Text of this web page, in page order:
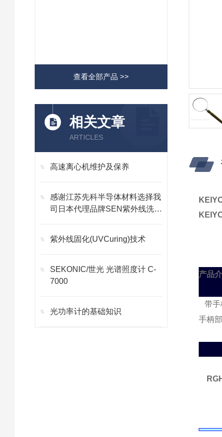
查看全部产品 >>
相关文章
ARTICLES
高速离心机维护及保养
感谢江苏先科半导体材料选择我
司日本代理品牌SEN紫外线洗浄
紫外线固化(UVCuring)技术
SEKONIC/世光 光谱照度计 C-
7000
光功率计的基础知识
产品
带
手柄